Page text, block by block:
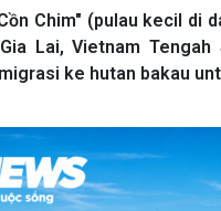
Chim" (pulau kecil
Lai, Vietnam
ke hutan bakau